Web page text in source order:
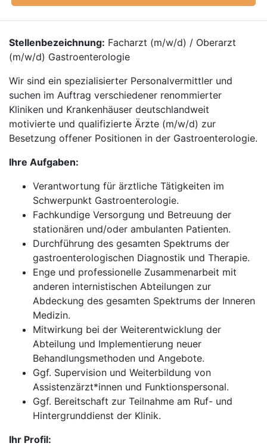
Stellenbezeichnung: Facharzt (m/w/d) / Oberarzt
(m/w/d) Gastroenterologie
Wir sind ein spezialisierter Personalvermittler und
suchen im Auftrag verschiedener renommierter
Kliniken und Krankenhäuser deutschlandweit
motivierte und qualifizierte Ärzte (m/w/d) zur
Besetzung offener Positionen in der Gastroenterologie.
Ihre Aufgaben:
Verantwortung für ärztliche Tätigkeiten im
Schwerpunkt Gastroenterologie.
Fachkundige Versorgung und Betreuung der
stationären und/oder ambulanten Patienten.
Durchführung des gesamten Spektrums der
gastroenterologischen Diagnostik und Therapie.
Enge und professionelle Zusammenarbeit mit
anderen internistischen Abteilungen zur
Abdeckung des gesamten Spektrums der Inneren
Medizin.
Mitwirkung bei der Weiterentwicklung der
Abteilung und Implementierung neuer
Behandlungsmethoden und Angebote.
Ggf. Supervision und Weiterbildung von
Assistenzärzt*innen und Funktionspersonal.
Ggf. Bereitschaft zur Teilnahme am Ruf- und
Hintergrunddienst der Klinik.
Ihr Profil: